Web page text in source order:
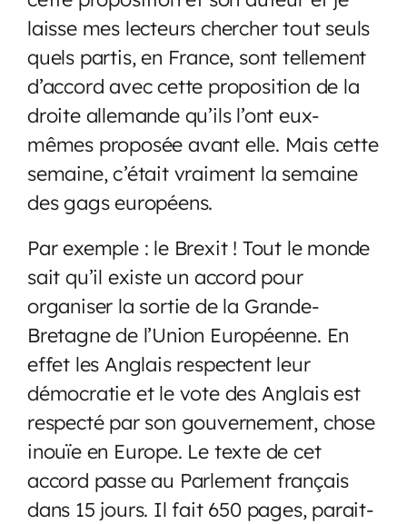
laisse mes lecteurs chercher tout seuls
quels partis, en France, sont tellement
d’accord avec cette proposition de la
droite allemande qu’ils l’ont eux-
mêmes proposée avant elle. Mais cette
semaine, c’était vraiment la semaine
des gags européens.
Par exemple : le Brexit ! Tout le monde
sait qu’il existe un accord pour
organiser la sortie de la Grande-
Bretagne de l’Union Européenne. En
effet les Anglais respectent leur
démocratie et le vote des Anglais est
respecté par son gouvernement, chose
inouïe en Europe. Le texte de cet
accord passe au Parlement français
dans 15 jours. Il fait 650 pages, parait-